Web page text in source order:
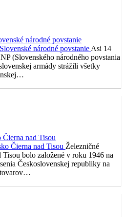
národné povstanie
Asi 14
(Slovenského národného povstania
armády strážili všetky
Čierna nad Tisou
Železničné
Tisou bolo založené v roku 1946 na
Československej republiky na
tovarov…